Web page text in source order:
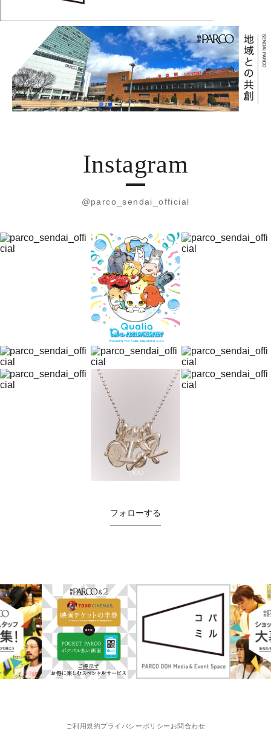
Instagram
@parco_sendai_official
フォローする
ご利用規約プライバシーポリシー お問合わせ